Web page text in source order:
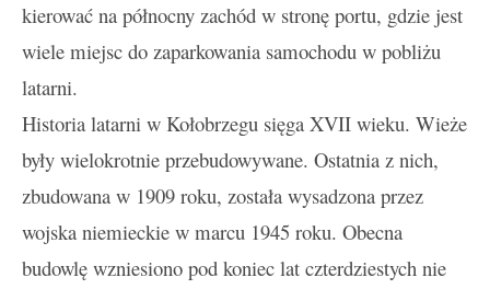
kierować na północny zachód w stronę portu, gdzie jest
wiele miejsc do zaparkowania samochodu w pobliżu
latarni.
Historia latarni w Kołobrzegu sięga XVII wieku. Wieże
były wielokrotnie przebudowywane. Ostatnia z nich,
zbudowana w 1909 roku, została wysadzona przez
wojska niemieckie w marcu 1945 roku. Obecna
budowlę wzniesiono pod koniec lat czterdziestych nie